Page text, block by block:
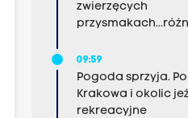
zwierzęcych
09:59
Pogoda sprzyja.
Krakowa i okolic
rekreacyjne